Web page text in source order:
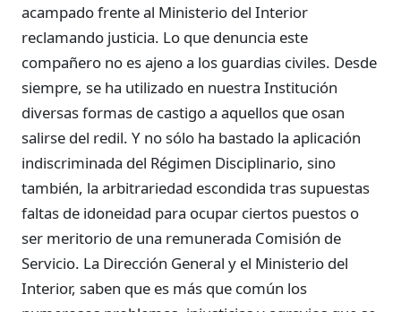
acampado frente al Ministerio del Interior
reclamando justicia. Lo que denuncia este
compañero no es ajeno a los guardias civiles. Desde
siempre, se ha utilizado en nuestra Institución
diversas formas de castigo a aquellos que osan
salirse del redil. Y no sólo ha bastado la aplicación
indiscriminada del Régimen Disciplinario, sino
también, la arbitrariedad escondida tras supuestas
faltas de idoneidad para ocupar ciertos puestos o
ser meritorio de una remunerada Comisión de
Servicio. La Dirección General y el Ministerio del
Interior, saben que es más que común los